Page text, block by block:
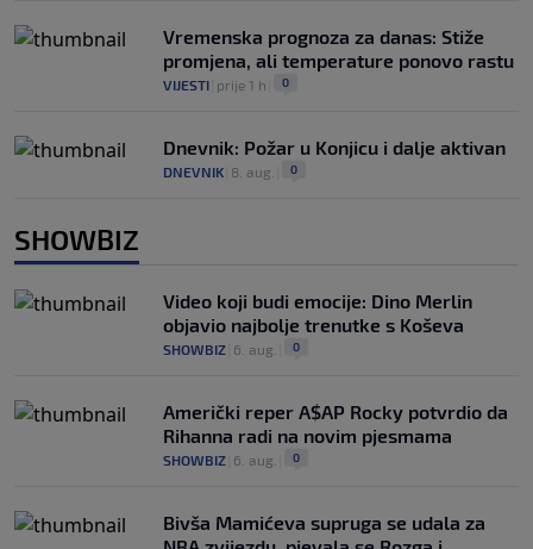
Vremenska prognoza za danas: Stiže
promjena, ali temperature ponovo rastu
VIJESTI prije 1 h 0
Dnevnik: Požar u Konjicu i dalje aktivan
DNEVNIK 8. aug. 0
SHOWBIZ
Video koji budi emocije: Dino Merlin
objavio najbolje trenutke s Koševa
SHOWBIZ 6. aug. 0
Američki reper A$AP Rocky potvrdio da
Rihanna radi na novim pjesmama
SHOWBIZ 6. aug. 0
Bivša Mamićeva supruga se udala za